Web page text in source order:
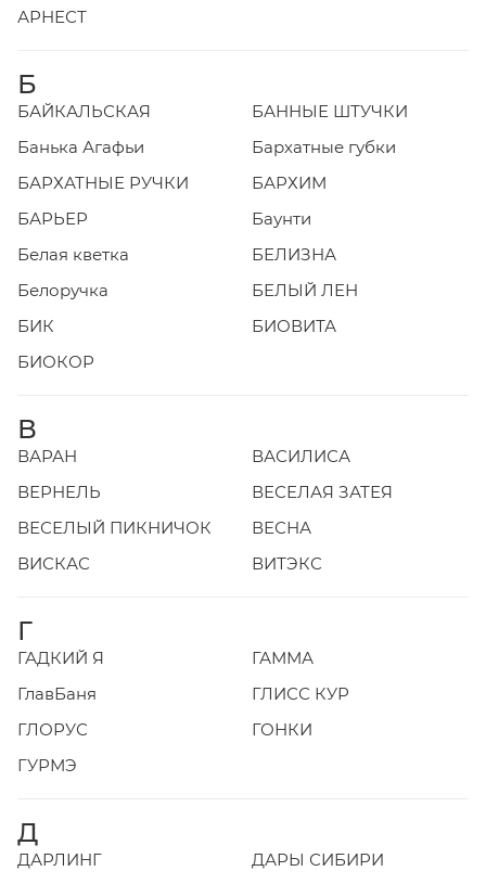
АРНЕСТ
Б
БАЙКАЛЬСКАЯ
БАННЫЕ ШТУЧКИ
Банька Агафьи
Бархатные губки
БАРХАТНЫЕ РУЧКИ
БАРХИМ
БАРЬЕР
Баунти
Белая кветка
БЕЛИЗНА
Белоручка
БЕЛЫЙ ЛЕН
БИК
БИОВИТА
БИОКОР
В
ВАРАН
ВАСИЛИСА
ВЕРНЕЛЬ
ВЕСЕЛАЯ ЗАТЕЯ
ВЕСЕЛЫЙ ПИКНИЧОК
ВЕСНА
ВИСКАС
ВИТЭКС
Г
ГАДКИЙ Я
ГАММА
ГлавБаня
ГЛИСС КУР
ГЛОРУС
ГОНКИ
ГУРМЭ
Д
ДАРЛИНГ
ДАРЫ СИБИРИ